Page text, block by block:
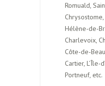
Romuald,
Hélène-de-
Charlevoix,
Côte-de-
Cartier, L’Île-
Portneuf, etc.